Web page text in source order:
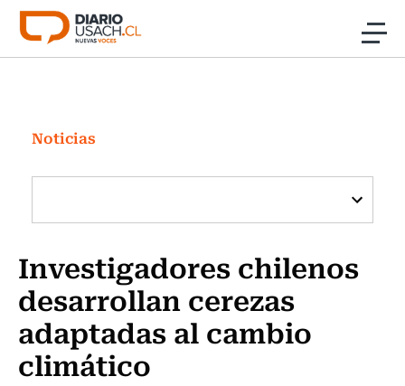
Click acá para ir directamente al contenido
Investigación
Cultura
Programas Radio y TV Usach
Noticias
Investigadores chilenos
desarrollan cerezas
adaptadas al cambio
climático